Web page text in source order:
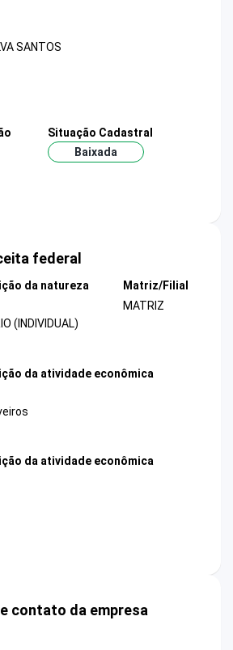
SANTOS
Situação Cadastral
Baixada
federal
da natureza
(INDIVIDUAL)
Matriz/Filial
MATRIZ
da atividade econômica
da atividade econômica
contato da empresa